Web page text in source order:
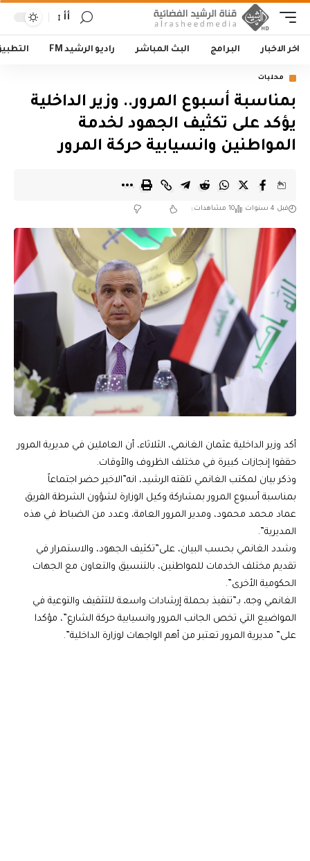
أأ
اخر الاخبار البرامج البث المباشر راديو الرشيد FM
محليات
بمناسبة أسبوع المرور.. وزير الداخلية
يؤكد على تكثيف الجهود لخدمة
المواطنين وانسيابية حركة المرور
قبل 4 سنوات 10 مشاهدات
أكد وزير الداخلية عثمان الغانمي، الثلاثاء، أن العاملين في مديرية المرور
حققوا إنجازات كبيرة في مختلف الظروف والأوقات.
وذكر بيان لمكتب الغانمي تلقته الرشيد، انه”الاخير حضر اجتماعاً
بمناسبة أسبوع المرور بمشاركة وكيل الوزارة لشؤون الشرطة الفريق
عماد محمد محمود، ومدير المرور العامة، وعدد من الضباط في هذه
المديرية”.
وشدد الغانمي بحسب البيان، على”تكثيف الجهود، والاستمرار في
تقديم مختلف الخدمات للمواطنين، بالتنسيق والتعاون مع الجهات
الحكومية الأخرى”.
الغانمي وجه، بـ”تنفيذ بحملة إرشادات واسعة للتثقيف والتوعية في
المواضيع التي تخص الجانب المرور وانسيابية حركة الشارع”، مؤكدا
على” مديرية المرور تعتبر من أهم الواجهات لوزارة الداخلية”.